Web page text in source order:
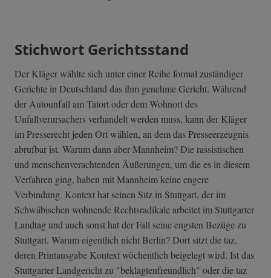
Stichwort Gerichtsstand
Der Kläger wählte sich unter einer Reihe formal zuständiger
Gerichte in Deutschland das ihm genehme Gericht. Während
der Autounfall am Tatort oder dem Wohnort des
Unfallverursachers verhandelt werden muss, kann der Kläger
im Presserecht jeden Ort wählen, an dem das Presseerzeugnis
abrufbar ist. Warum dann aber Mannheim? Die rassistischen
und menschenverachtenden Äußerungen, um die es in diesem
Verfahren ging, haben mit Mannheim keine engere
Verbindung. Kontext hat seinen Sitz in Stuttgart, der im
Schwäbischen wohnende Rechtsradikale arbeitet im Stuttgarter
Landtag und auch sonst hat der Fall seine engsten Bezüge zu
Stuttgart. Warum eigentlich nicht Berlin? Dort sitzt die taz,
deren Printausgabe Kontext wöchentlich beigelegt wird. Ist das
Stuttgarter Landgericht zu "beklagtenfreundlich" oder die taz